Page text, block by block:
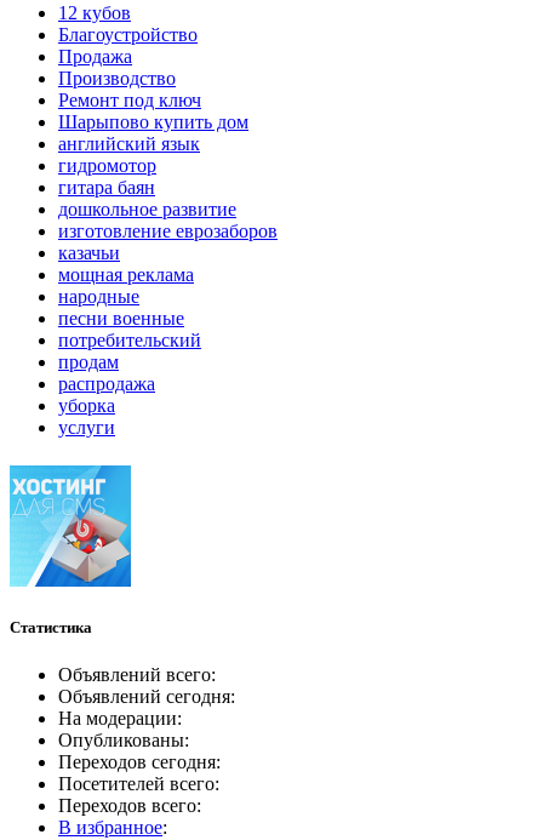
12 кубов
Благоустройство
Продажа
Производство
Ремонт под ключ
Шарыпово купить дом
английский язык
гидромотор
гитара баян
дошкольное развитие
изготовление еврозаборов
казачьи
мощная реклама
народные
песни военные
потребительский
продам
распродажа
уборка
услуги
Статистика
Объявлений всего:
Объявлений сегодня:
На модерации:
Опубликованы:
Переходов сегодня:
Посетителей всего:
Переходов всего:
В избранное: